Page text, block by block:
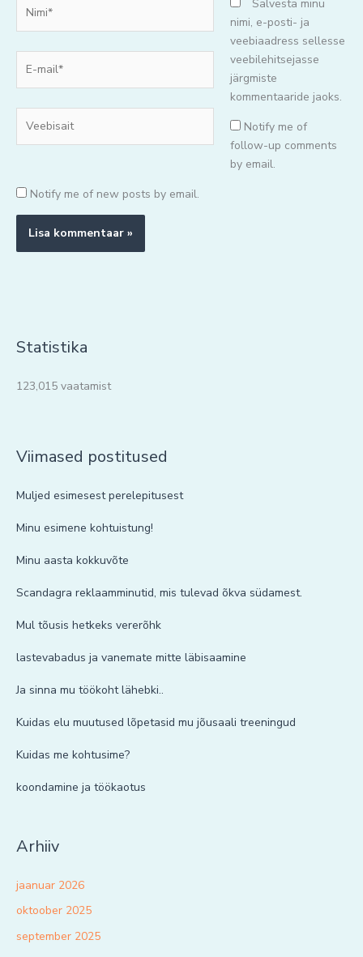
mail*
Salvesta minu
nimi, e-posti- ja
veebiaadress sellesse
veebilehitsejasse
järgmiste
kommentaaride jaoks.
Notify me of
follow-up comments
by email.
Notify me of new posts by email.
Statistika
123,015 vaatamist
Viimased postitused
Muljed esimesest perelepitusest
Minu esimene kohtuistung!
Minu aasta kokkuvõte
Scandagra reklaamminutid, mis tulevad õkva südamest.
Mul tõusis hetkeks vererõhk
lastevabadus ja vanemate mitte läbisaamine
Ja sinna mu töökoht lähebki..
Kuidas elu muutused lõpetasid mu jõusaali treeningud
Kuidas me kohtusime?
koondamine ja töökaotus
Arhiiv
jaanuar 2026
oktoober 2025
september 2025